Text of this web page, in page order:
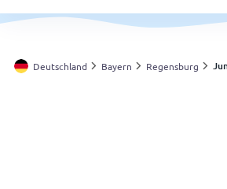
Schweiz
Österreich
Deutschland Bayern Regensburg